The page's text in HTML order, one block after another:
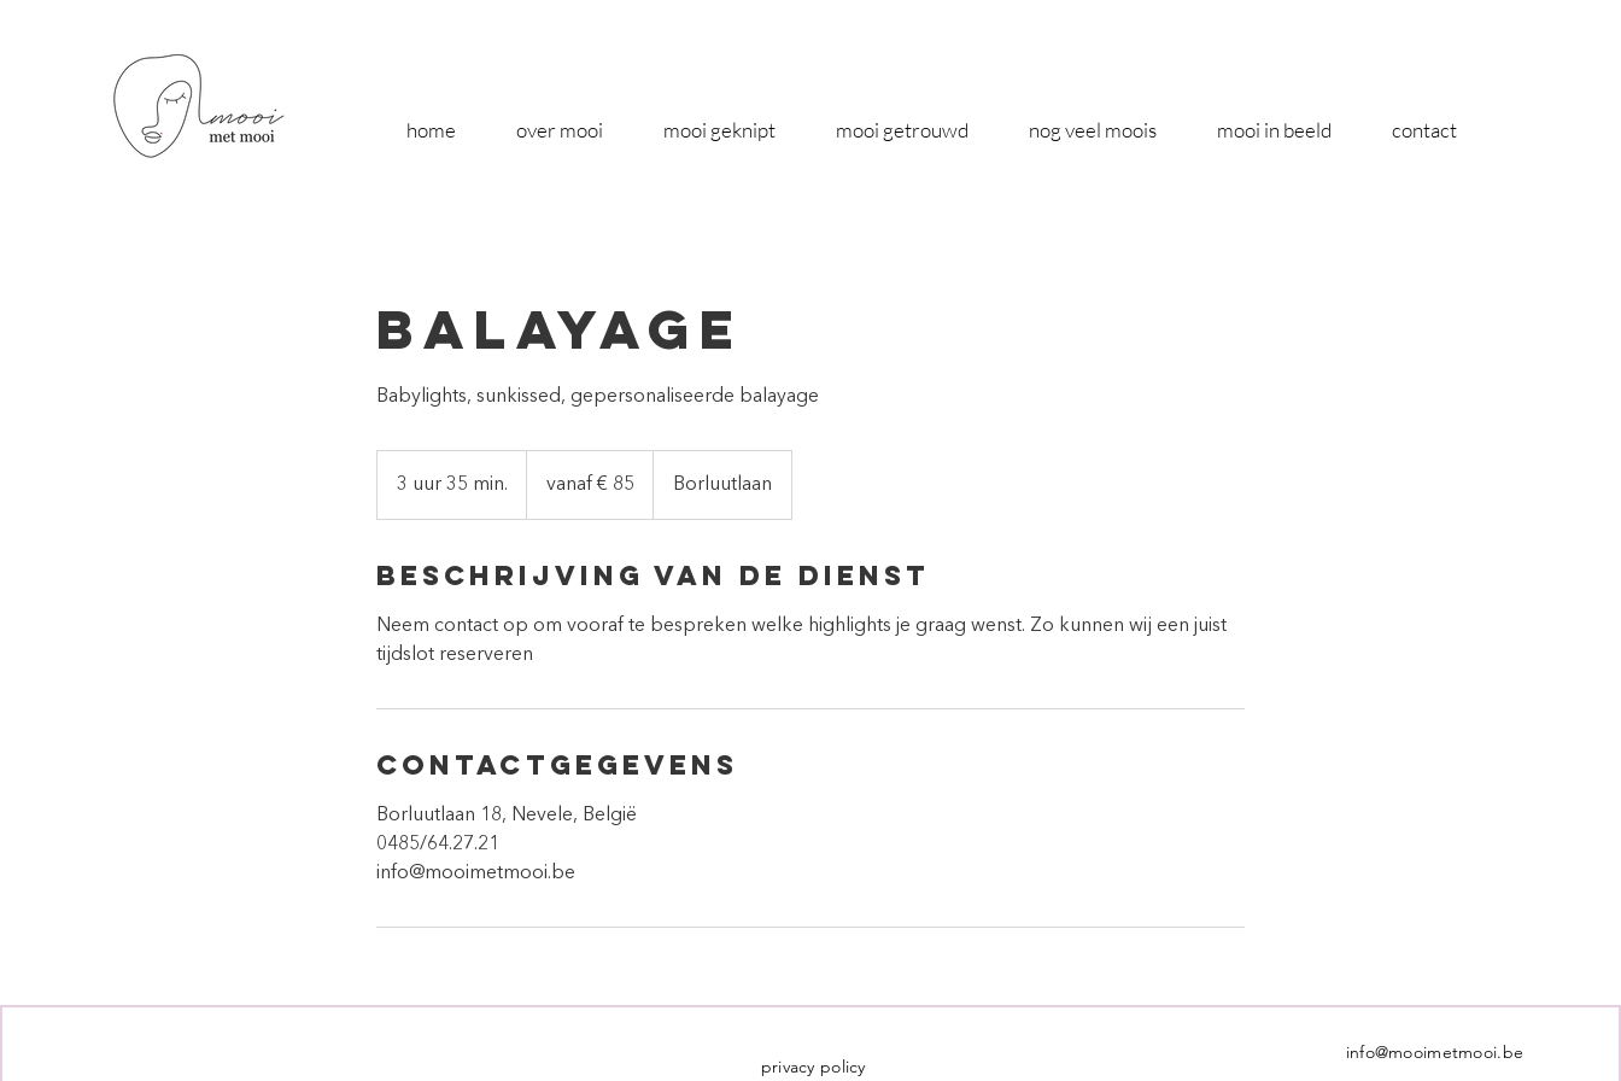
home over mooi mooi geknipt mooi getrouwd nog veel moois mooi in beeld contact
Balayage
Babylights, sunkissed, gepersonaliseerde balayage
3 uur 35 min.
r
5
m
vanaf € 85 Borluutlaan
Beschrijving van de dienst
Neem contact op om vooraf te bespreken welke highlights je graag wenst. Zo kunnen wij een juist
tijdslot reserveren
Contactgegevens
Borluutlaan 18, Nevele, België
0485/64.27.21
info@mooimetmooi.be
privacy policy
info@mooimetmooi.be